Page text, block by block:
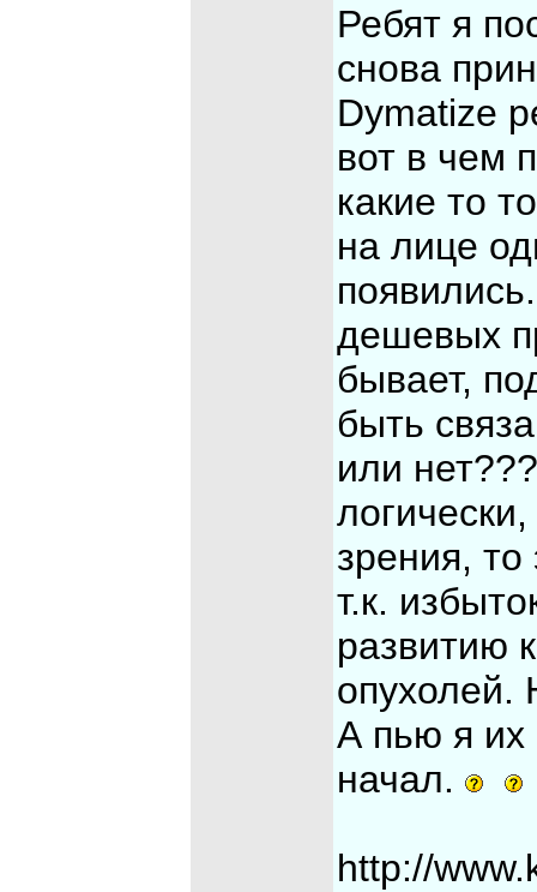
Ребят я
снова
Dymatize
вот в чем
какие то
на лице
дешевых
бывает,
быть
или
зрения,
т.к.
развитию
опухолей.
А пью я их
начал.
http://